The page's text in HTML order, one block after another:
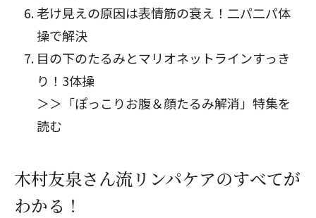
老け見えの原因は表情筋の衰え！二パ二パ体
操で解決
目の下のたるみとマリオネットラインすっき
り！3体操
＞＞「ぽっこりお腹＆顔たるみ解消」特集を
読む
木村友泉さん流リンパケアのすべてが
わかる！